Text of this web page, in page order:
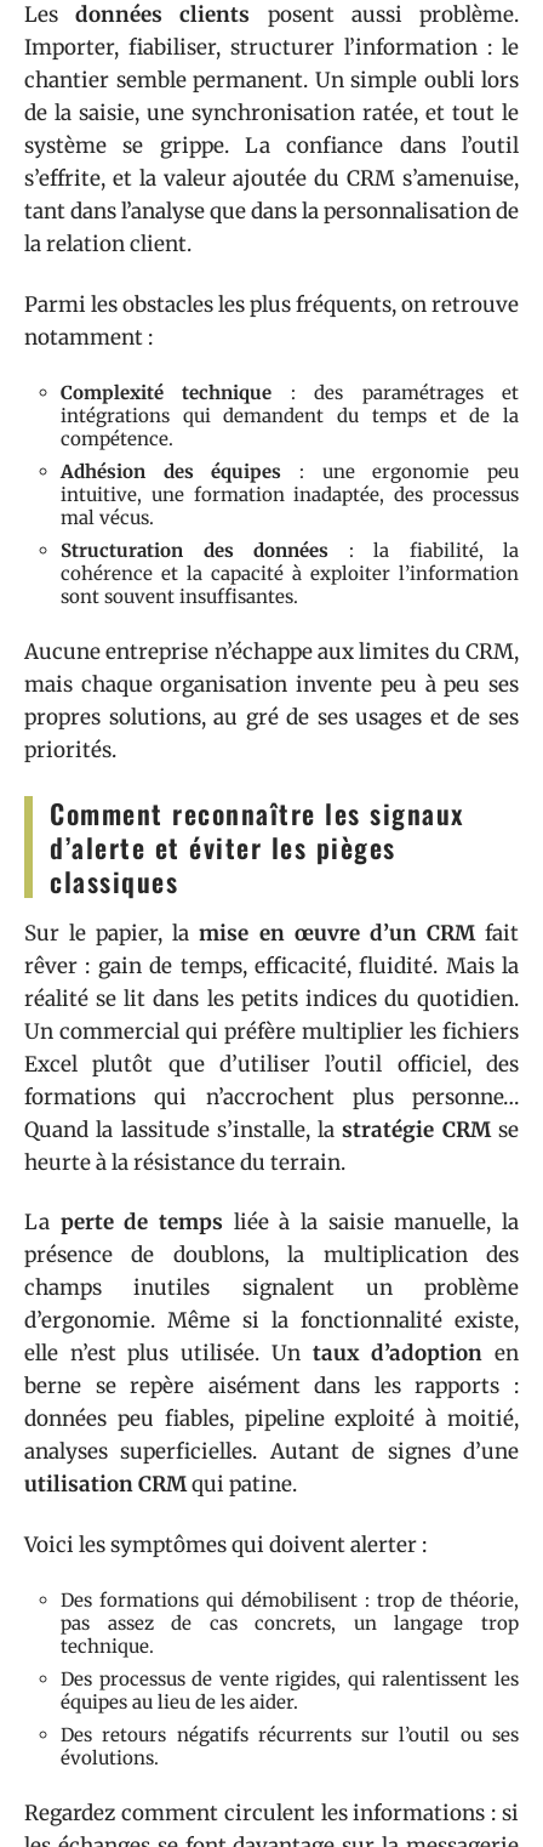
Lesdonnées clients posent aussi problème.
Importer, fiabiliser, structurer l’information : le
chantier semble permanent. Un simple oubli lors
de la saisie, une synchronisation ratée, et tout le
système se grippe. La confiance dans l’outil
s’effrite, et la valeur ajoutée du CRM s’amenuise,
tant dans l’analyse que dans la personnalisation de
la relation client.
Parmi les obstacles les plus fréquents, on retrouve
notamment :
Complexité technique : des paramétrages et
intégrations qui demandent du temps et de la
compétence.
Adhésion des équipes : une ergonomie peu
intuitive, une formation inadaptée, des processus
mal vécus.
Structuration des données : la fiabilité, la
cohérence et la capacité à exploiter l’information
sont souvent insuffisantes.
Aucune entreprise n’échappe aux limites du CRM,
mais chaque organisation invente peu à peu ses
propres solutions, au gré de ses usages et de ses
priorités.
Comment reconnaître les signaux
d’alerte et éviter les pièges
classiques
Sur le papier, lamise en œuvre d’un CRMfait
rêver : gain de temps, efficacité, fluidité. Mais la
réalité se lit dans les petits indices du quotidien.
Un commercial qui préfère multiplier les fichiers
Excel plutôt que d’utiliser l’outil officiel, des
formations qui n’accrochent plus personne…
Quand la lassitude s’installe, lastratégie CRMse
heurte à la résistance du terrain.
La perte de temps liée à la saisie manuelle, la
présence de doublons, la multiplication des
champs inutiles signalent un problème
d’ergonomie. Même si la fonctionnalité existe,
elle n’est plus utilisée. Un taux d’adoption en
berne se repère aisément dans les rapports :
données peu fiables, pipeline exploité à moitié,
analyses superficielles. Autant de signes d’une
utilisation CRMqui patine.
Voici les symptômes qui doivent alerter :
Des formations qui démobilisent : trop de théorie,
pas assez de cas concrets, un langage trop
technique.
Des processus de vente rigides, qui ralentissent les
équipes au lieu de les aider.
Des retours négatifs récurrents sur l’outil ou ses
évolutions.
Regardez comment circulent les informations : si